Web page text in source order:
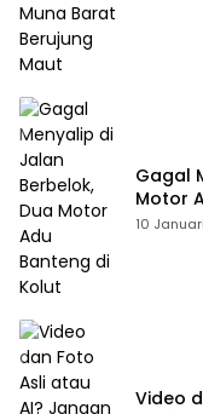
Gagal
Motor
10
Video